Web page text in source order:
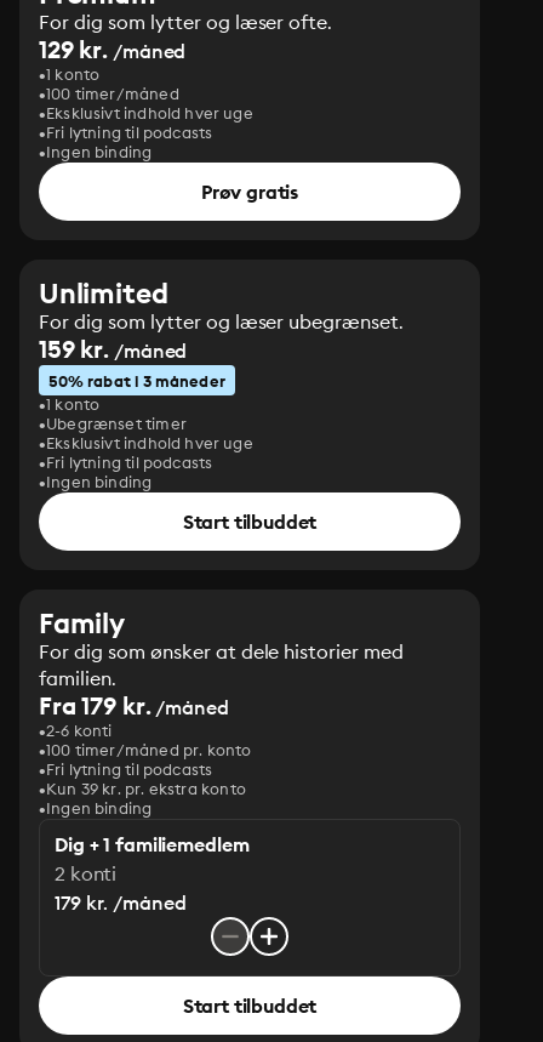
For dig som lytter og læser ofte.
129 kr. /måned
1 konto
100 timer/måned
Eksklusivt indhold hver uge
Fri lytning til podcasts
Ingen binding
Prøv gratis
Unlimited
For dig som lytter og læser ubegrænset.
159 kr. /måned
50% rabat i 3 måneder
1 konto
Ubegrænset timer
Eksklusivt indhold hver uge
Fri lytning til podcasts
Ingen binding
Start tilbuddet
Family
For dig som ønsker at dele historier med
familien.
Fra 179 kr./måned
2-6 konti
100 timer/måned pr. konto
Fri lytning til podcasts
Kun 39 kr. pr. ekstra konto
Ingen binding
Dig + 1 familiemedlem
2 konti
179 kr. /måned
Start tilbuddet